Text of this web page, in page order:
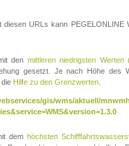
URLs kann PEGELONLINE
den mittleren niedrigsten Werten
gesetzt. Je nach Höhe des
Hilfe zu den Grenzwerten
gis/wms/aktuell/
dem höchsten